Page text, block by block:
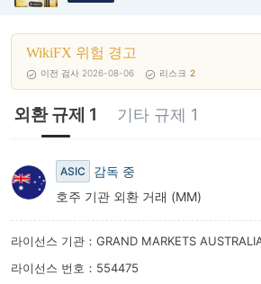
9
WikiFX 위험 경고
이전 검사 2026-08-06 리스크 2
외환 규제 1 기타 규제 1
ASIC
감독 중
호주 기관 외환 거래 (MM)
라이선스 기관：GRAND MARKETS
라이선스 번호：554475